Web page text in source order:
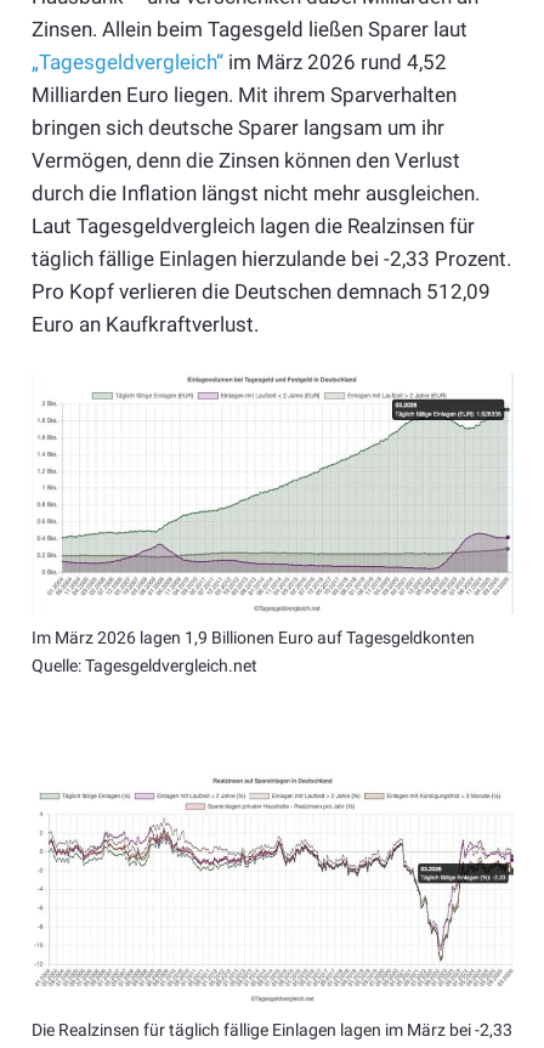
Zinsen. Allein beim Tagesgeld ließen Sparer laut
„Tagesgeldvergleich“im März 2026 rund 4,52
Milliarden Euro liegen. Mit ihrem Sparverhalten
bringen sich deutsche Sparer langsam um ihr
Vermögen, denn die Zinsen können den Verlust
durch die Inflation längst nicht mehr ausgleichen.
Laut Tagesgeldvergleich lagen die Realzinsen für
täglich fällige Einlagen hierzulande bei -2,33 Prozent.
Pro Kopf verlieren die Deutschen demnach 512,09
Euro an Kaufkraftverlust.
Im März 2026 lagen 1,9 Billionen Euro auf Tagesgeldkonten
Quelle: Tagesgeldvergleich.net
Die Realzinsen für täglich fällige Einlagen lagen im März bei -2,33